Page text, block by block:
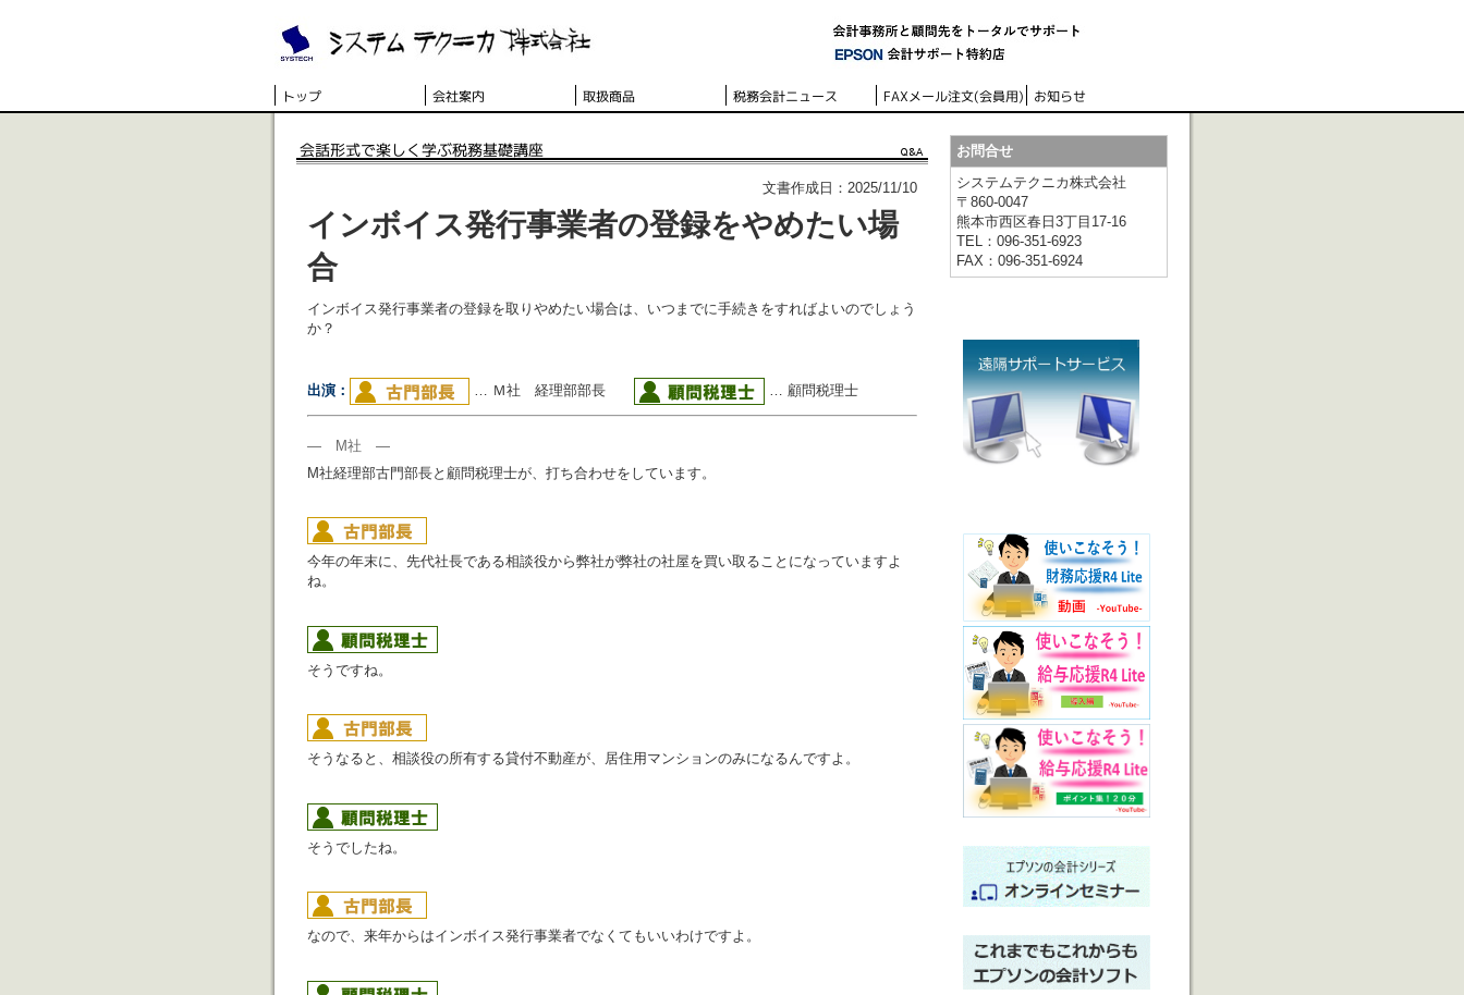
文書作成日：2025/11/10
インボイス発行事業者の登録をやめたい場
合
インボイス発行事業者の登録を取りやめたい場合は、いつまでに手続きをすればよいのでしょう
か？
出演： … Ｍ社 経理部部長 … 顧問税理士
― M社 ―
M社経理部古門部長と顧問税理士が、打ち合わせをしています。
今年の年末に、先代社長である相談役から弊社が弊社の社屋を買い取ることになっていますよ
ね。
そうですね。
そうなると、相談役の所有する貸付不動産が、居住用マンションのみになるんですよ。
そうでしたね。
なので、来年からはインボイス発行事業者でなくてもいいわけですよ。
お問合せ
システムテクニカ株式会社
〒860-0047
熊本市西区春日3丁目17-16
TEL：096-351-6923
FAX：096-351-6924